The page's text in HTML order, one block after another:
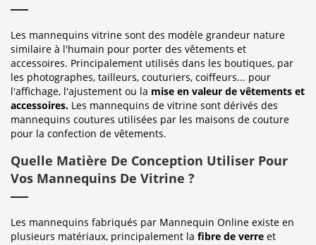
Les mannequins vitrine sont des modèle grandeur nature
similaire à l'humain pour porter des vêtements et
accessoires. Principalement utilisés dans les boutiques, par
les photographes, tailleurs, couturiers, coiffeurs... pour
l'affichage, l'ajustement ou la mise en valeur de vêtements et
accessoires. Les mannequins de vitrine sont dérivés des
mannequins coutures utilisées par les maisons de couture
pour la confection de vêtements.
Quelle Matière De Conception Utiliser Pour
Vos Mannequins De Vitrine ?
Les mannequins fabriqués par Mannequin Online existe en
plusieurs matériaux, principalement la fibre de verre et